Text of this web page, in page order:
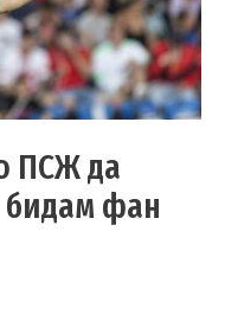
ПСЖ да
бидам фан